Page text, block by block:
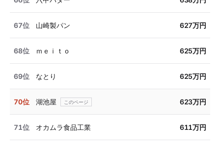
67位 山崎製パン 627万円
68位 ｍｅｉｔｏ 625万円
69位 なとり 625万円
70位 湖池屋 623万円
71位 オカムラ食品工業 611万円